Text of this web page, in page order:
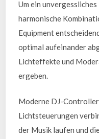
Um ein
harmonische
Equipment
optimal aufeinander
Lichteffekte und
ergeben.
Moderne DJ-
Lichtsteuerungen
der Musik laufen und